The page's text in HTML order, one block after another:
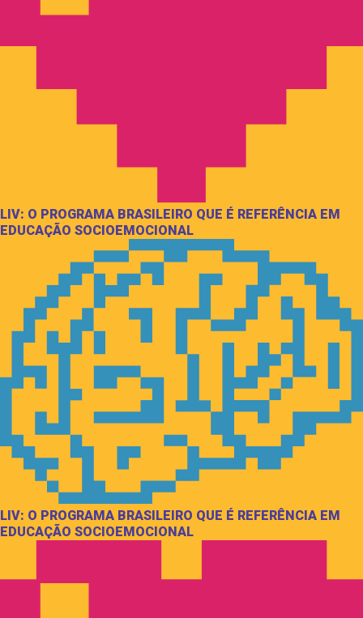
LIV: O PROGRAMA BRASILEIRO QUE É REFERÊNCIA EM
EDUCAÇÃO SOCIOEMOCIONAL
LIV: O PROGRAMA BRASILEIRO QUE É REFERÊNCIA EM
EDUCAÇÃO SOCIOEMOCIONAL